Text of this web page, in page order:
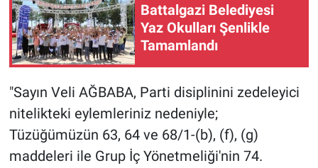
Battalgazi Belediyesi
Yaz Okulları Şenlikle
Tamamlandı
"Sayın Veli AĞBABA, Parti disiplinini zedeleyici
nitelikteki eylemleriniz nedeniyle;
Tüzüğümüzün 63, 64 ve 68/1-(b), (f), (g)
maddeleri ile Grup İç Yönetmeliği'nin 74.